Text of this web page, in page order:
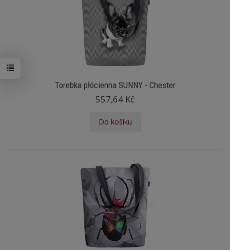
Torebka płócienna SUNNY - Chester
557,64 Kč
Do košíku